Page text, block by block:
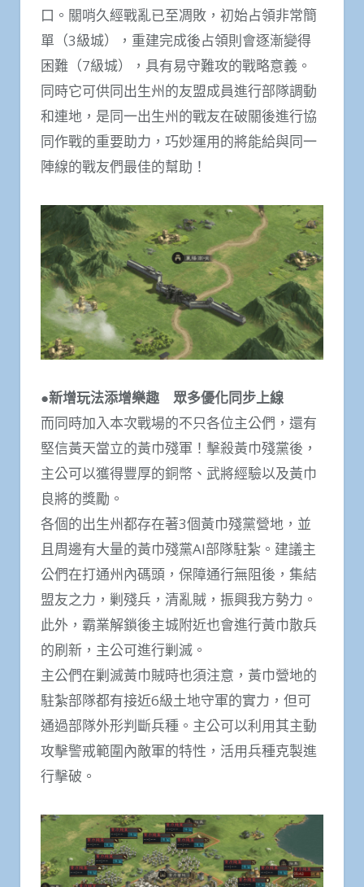
口。關哨久經戰亂已至凋敗，初始占領非常簡
單（3級城），重建完成後占領則會逐漸變得
困難（7級城），具有易守難攻的戰略意義。
同時它可供同出生州的友盟成員進行部隊調動
和連地，是同一出生州的戰友在破關後進行協
同作戰的重要助力，巧妙運用的將能給與同一
陣線的戰友們最佳的幫助！
●新增玩法添增樂趣 眾多優化同步上線
而同時加入本次戰場的不只各位主公們，還有
堅信黃天當立的黃巾殘軍！擊殺黃巾殘黨後，
主公可以獲得豐厚的銅幣、武將經驗以及黃巾
良將的獎勵。
各個的出生州都存在著3個黃巾殘黨營地，並
且周邊有大量的黃巾殘黨AI部隊駐紮。建議主
公們在打通州內碼頭，保障通行無阻後，集結
盟友之力，剿殘兵，清亂賊，振興我方勢力。
此外，霸業解鎖後主城附近也會進行黃巾散兵
的刷新，主公可進行剿滅。
主公們在剿滅黃巾賊時也須注意，黃巾營地的
駐紮部隊都有接近6級土地守軍的實力，但可
通過部隊外形判斷兵種。主公可以利用其主動
攻擊警戒範圍內敵軍的特性，活用兵種克製進
行擊破。